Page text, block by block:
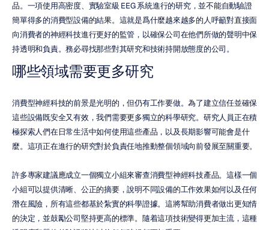
品。一項使用高密度、實驗室級 EEG 系統進行的研究，並不能自動驗證
簡單得多的消費型設備的結果。這就是爲什麼越來越多的人呼籲對直接面
向消費者的神經科技進行更好的監管，以確保公司在他們所做的聲明中保
持透明和負責。務必尋找那些對其研究和技術持開放態度的公司。
哪些領域需要更多研究
消費型神經科技的前景是光明的，但仍有工作要做。為了建立信任並確保
這些設備既安全又有效，我們需要更多獨立的科學研究。研究人員正在積
極探索人們在日常生活中如何使用這些產品，以及長期影響可能會是什
麼。這項正在進行的研究對於負責任地推動整個領域向前發展至關重要。
許多專家建議應成立一個獨立小組來審查消費型神經科技產品。這樣一個
小組可以提供清晰、公正的摘要，說明不同設備的工作效果如何以及任何
潛在風險，所有這些都基於紮實的科學證據。這將幫助消費者做出更知情
的決定，並鼓勵公司堅持更高的標準。隨着這項技術變得更加主流，這種